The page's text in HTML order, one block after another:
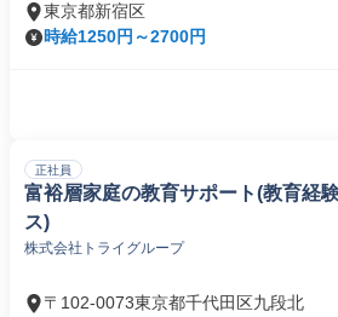
東京都新宿区
時給1250円～2700円
正社員
富裕層家庭の教育サポート(教育経
ス)
株式会社トライグループ
〒102-0073東京都千代田区九段北